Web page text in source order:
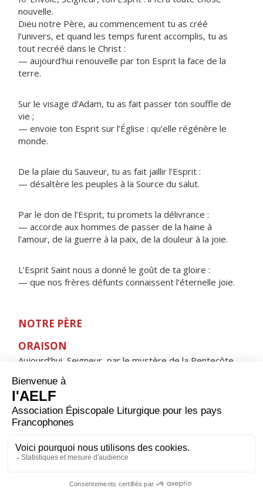
nouvelle.
Dieu notre Père, au commencement tu as créé
l’univers, et quand les temps furent accomplis, tu as
tout recréé dans le Christ :
— aujourd’hui renouvelle par ton Esprit la face de la
terre.
Sur le visage d’Adam, tu as fait passer ton souffle de
vie ;
— envoie ton Esprit sur l’Église : qu’elle régénère le
monde.
De la plaie du Sauveur, tu as fait jaillir l’Esprit :
— désaltère les peuples à la Source du salut.
Par le don de l’Esprit, tu promets la délivrance :
— accorde aux hommes de passer de la haine à
l’amour, de la guerre à la paix, de la douleur à la joie.
L’Esprit Saint nous a donné le goût de ta gloire :
— que nos frères défunts connaissent l’éternelle joie.
NOTRE PÈRE
ORAISON
Aujourd’hui, Seigneur, par le mystère de la Pentecôte,
toutes les nations ; répands les dons du Saint-Esprit sur
l’immensité du monde, et continue dans le cœur des
croyants l’œuvre d’amour que tu as entreprise au début
de la prédication évangélique.
V/ Bénissons le Seigneur, alléluia, alléluia.
Nous rendons grâce à Dieu, alléluia, alléluia.